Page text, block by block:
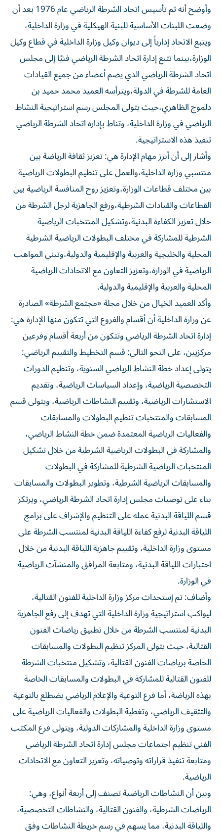
وأوضح أنه تم تأسيس اتحاد الشرطة الرياضي عام 1976 بعد أن
وضعت اللبنات الأساسية للبنية الهيكلية في وزارة الداخلية،
ويتبع الاتحاد إدارياً إلى ديوان وكيل وزارة الداخلية في قطاع وكيل
الوزارة،بينما تتبع إدارة اتحاد الشرطة الرياضي فنيًا إلى مجلس
اتحاد الشرطة الرياضي الذي يضم أعضاء من جميع القيادات
العامة للشرطة في الدولة،ويترأسه العميد محمد حميد بن
دلموج الظاهري،حيث يتولى المجلس رسم استراتيجية النشاط
الرياضي في وزارة الداخلية، وتناط بإدارة اتحاد الشرطة الرياضي
تنفيذ هذه الاستراتيجية.
وأشار إلى أن أبرز مهام الإدارة هي: تعزيز ثقافة الرياضة بين
منتسبي وزارة الداخلية،والعمل على تنظيم البطولات الرياضية
بين مختلف قطاعات الوزارة،وتعزيز روح المنافسة الرياضية بين
القطاعات والقيادات الشرطية،ورفع الجاهزية لرجل الشرطة من
خلال تعزيز الكفاءة البدنية،وتشكيل المنتخبات الرياضية
الشرطية للمشاركة في مختلف البطولات الرياضية الشرطية
المحلية والخليجية والعربية والإقليمية والدولية،وتبني المواهب
الرياضية في الوزارة،وتعزيز التعاون مع الاتحادات الرياضية
المحلية والعربية والإقليمية والدولية.
وأكد العميد الخيال من خلال مجلة «مجتمع الشرطة» الصادرة
عن وزارة الداخلية أن أقسام والفروع التي تتكون منها الإدارة هي:
إدارة اتحاد الشرطة الرياضي وتتكون من أربعة أقسام وفرعين
مركزيين، على النحو التالي: قسم التخطيط والتقييم الرياضي:
يتولى إعداد خطة النشاط الرياضي السنوية، وتنظيم الدورات
التخصصية الرياضية، وإعداد السياسات الرياضية، وتقديم
الاستشارات الرياضية، وتقييم النشاطات الرياضية، ويتولى قسم
المسابقات والمنتخبات تنظيم البطولات والمسابقات
والفعاليات الرياضية المعتمدة ضمن خطة النشاط الرياضي،
والمشاركة في البطولات الرياضية الشرطية من خلال تشكيل
المنتخبات الرياضية الشرطية للمشاركة في البطولات
والمسابقات الرياضية الشرطية، وتطوير البطولات والمسابقات
بناء على توصيات مجلس إدارة اتحاد الشرطة الرياضي، ويرتكز
قسم اللياقة البدنية عمله على التنظيم والإشراف على برامج
اللياقة البدنية لرفع كفاءة اللياقة البدنية لمنتسب الشرطة على
مستوى وزارة الداخلية، وتقييم جاهزية اللياقة البدنية من خلال
اختبارات اللياقة البدنية، ومتابعة المرافق والمنشآت الرياضية
في الوزارة.
وأضاف: تم إستحداث مركز وزارة الداخلية للفنون القتالية،
ليواكب استراتيجية وزارة الداخلية التي تهدف إلى رفع الجاهزية
البدنية لمنتسب الشرطة من خلال تطبيق رياضات الفنون
القتالية، حيث يتولى المركز تنظيم البطولات والمسابقات
الخاصة برياضات الفنون القتالية، وتشكيل منتخبات الشرطة
للفنون القتالية للمشاركة في البطولات والمسابقات الخاصة
بهذه الرياضة، أما فرع التوعية والإعلام الرياضي يضطلع بالتوعية
والتثقيف الرياضي، وتغطية البطولات والفعاليات الرياضية على
مستوى وزارة الداخلية والمشاركات الدولية، ويتولى فرع المكتب
الفني تنظيم اجتماعات مجلس إدارة اتحاد الشرطة الرياضي
ومتابعة تنفيذ قراراته وتوصياته، وتعزيز التعاون مع الاتحادات
الرياضية.
وبين أن النشاطات الرياضية تصنف إلى أربعة أنواع، وهي:
الرياضات الشرطية، والفنون القتالية، والنشاطات التخصصية،
واللياقة البدنية، مما يسهم في رسم خريطة النشاطات وفق